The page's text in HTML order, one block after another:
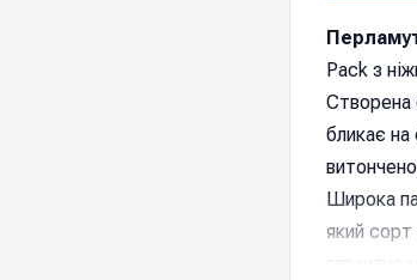
Pack з
Створена
бликає на
Широка
який сорт